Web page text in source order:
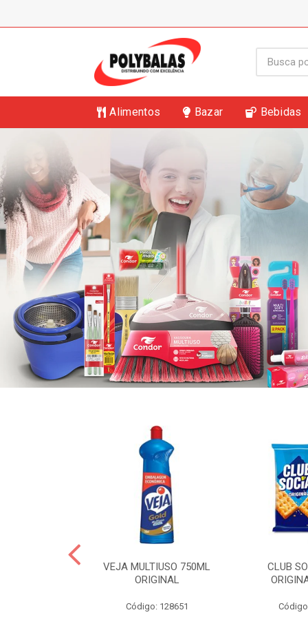
Alimentos Bazar Bebidas
VEJA MULTIUSO 750ML
ORIGINAL
Código: 128651
CLUB